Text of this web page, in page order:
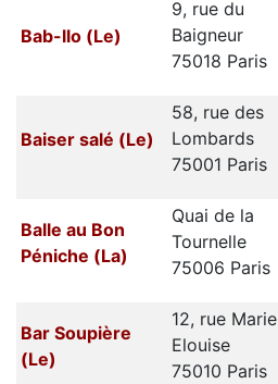
Bab-llo (Le)
9, rue du
Baigneur
75018 Paris
Baiser salé (Le)
58, rue des
Lombards
75001 Paris
Balle au Bon
Péniche (La)
Quai de la
Tournelle
75006 Paris
Bar Soupière
(Le)
12, rue Marie
Elouise
75010 Paris